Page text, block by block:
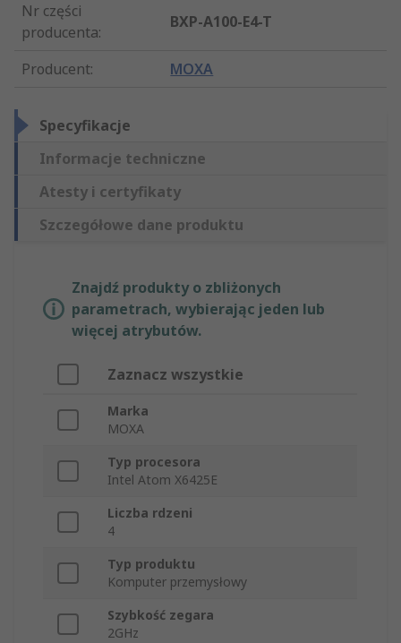
Nr części
producenta:
BXP-A100-E4-T
Producent: MOXA
Specyfikacje
Informacje techniczne
Atesty i certyfikaty
Szczegółowe dane produktu
Znajdź produkty o zbliżonych
parametrach, wybierając jeden lub
więcej atrybutów.
Zaznacz wszystkie
Marka
MOXA
Typ procesora
Intel Atom X6425E
Liczba rdzeni
4
Typ produktu
Komputer przemysłowy
Szybkość zegara
2GHz